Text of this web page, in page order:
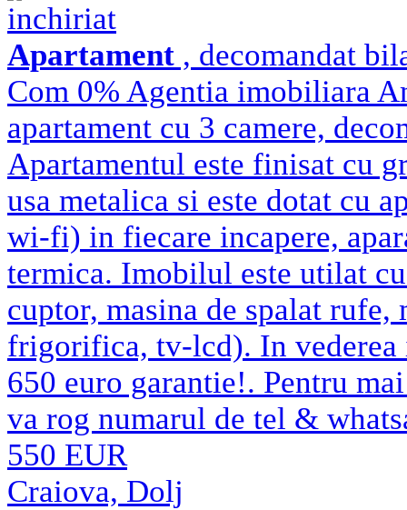
inchiriat
Apartament , decomandat
Com 0% Agentia imobiliara
apartament cu 3 camere,
Apartamentul este finisat cu
usa metalica si este dotat cu
wi-fi) in fiecare incapere,
termica. Imobilul este utilat
cuptor, masina de spalat rufe,
frigorifica, tv-lcd). In
650 euro garantie!. Pentru
va rog numarul de tel &
550 EUR
Craiova, Dolj